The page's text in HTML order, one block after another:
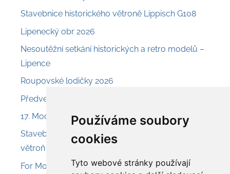
Používáme soubory
cookies
Tyto webové stránky používají
Stavebnice historického větroně Lippisch G108
Lipenecký obr 2026
Nesoutěžní setkání historických a retro modelů –
Lipence
Roupovské lodičky 2026
Předveď a prodej – Nesvačily
17. Model Air Show Chroust
Stavebnice Aroso 225 – svahový akrobatický
větroň
For Model 2026 – Olomouc